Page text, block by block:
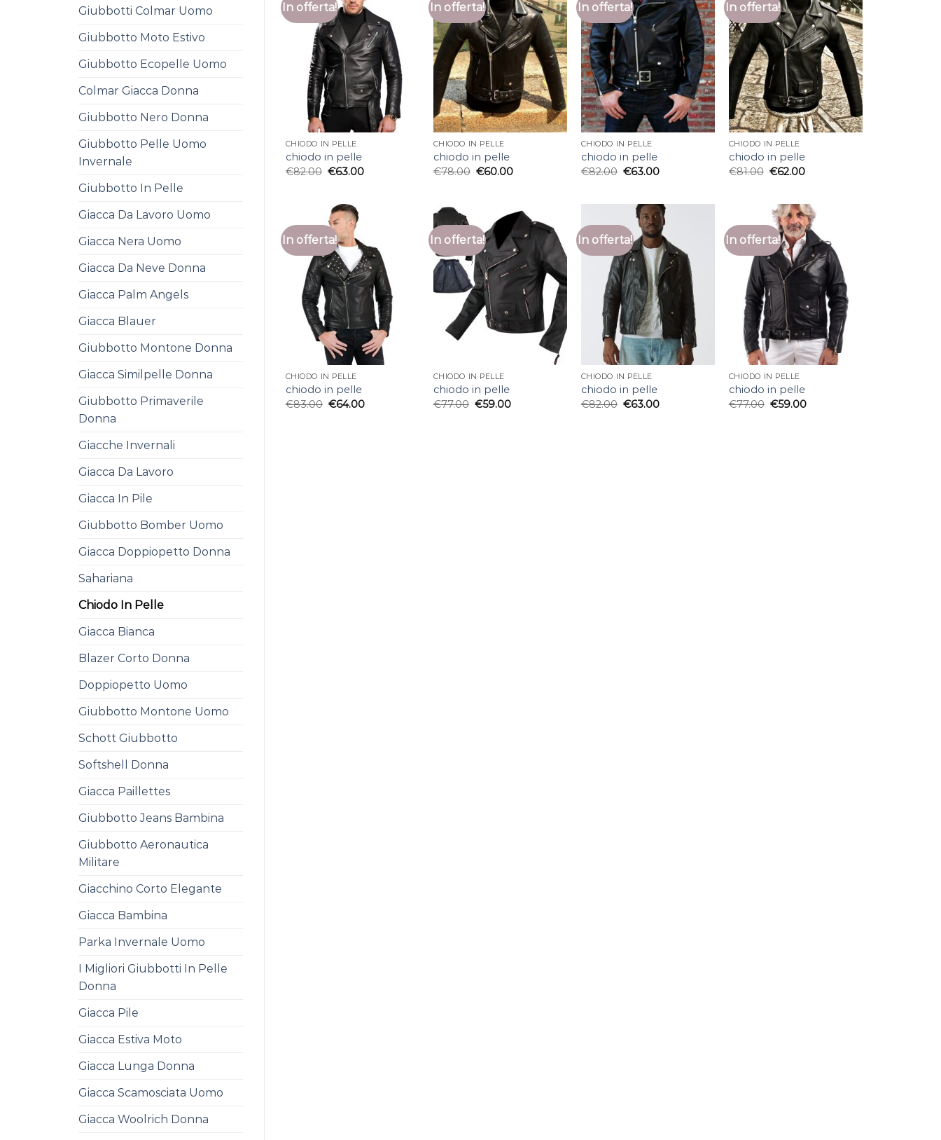
Giubbotti Colmar Uomo
Giubbotto Moto Estivo
Giubbotto Ecopelle Uomo
Colmar Giacca Donna
Giubbotto Nero Donna
Giubbotto Pelle Uomo
Invernale
Giubbotto In Pelle
Giacca Da Lavoro Uomo
Giacca Nera Uomo
Giacca Da Neve Donna
Giacca Palm Angels
Giacca Blauer
Giubbotto Montone Donna
Giacca Similpelle Donna
Giubbotto Primaverile
Donna
Giacche Invernali
Giacca Da Lavoro
Giacca In Pile
Giubbotto Bomber Uomo
Giacca Doppiopetto Donna
Sahariana
Chiodo In Pelle
Giacca Bianca
Blazer Corto Donna
Doppiopetto Uomo
Giubbotto Montone Uomo
Schott Giubbotto
Softshell Donna
Giacca Paillettes
Giubbotto Jeans Bambina
Giubbotto Aeronautica
Militare
Giacchino Corto Elegante
Giacca Bambina
Parka Invernale Uomo
I Migliori Giubbotti In Pelle
Donna
Giacca Pile
Giacca Estiva Moto
Giacca Lunga Donna
Giacca Scamosciata Uomo
Giacca Woolrich Donna
In offerta!
CHIODO IN PELLE
chiodo in pelle
€82.00 €63.00
In offerta!
CHIODO IN PELLE
chiodo in pelle
€78.00 €60.00
In offerta!
CHIODO IN PELLE
chiodo in pelle
€82.00 €63.00
In offerta!
CHIODO IN PELLE
chiodo in pelle
€81.00 €62.00
In offerta!
CHIODO IN PELLE
chiodo in pelle
€83.00 €64.00
In offerta!
CHIODO IN PELLE
chiodo in pelle
€77.00 €59.00
In offerta!
CHIODO IN PELLE
chiodo in pelle
€82.00 €63.00
In offerta!
CHIODO IN PELLE
chiodo in pelle
€77.00 €59.00